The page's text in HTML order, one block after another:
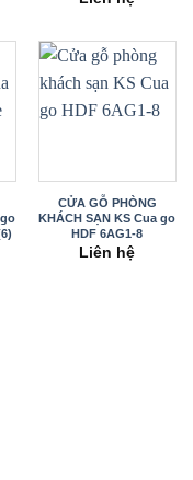
CỬA GỖ PHÒNG
KHÁCH SẠN KS Cua go
HDF 6AG1-8
Liên hệ